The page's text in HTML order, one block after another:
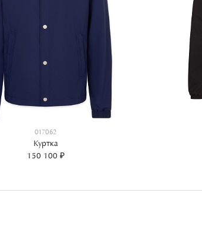
017062
Куртка
150 100 ₽